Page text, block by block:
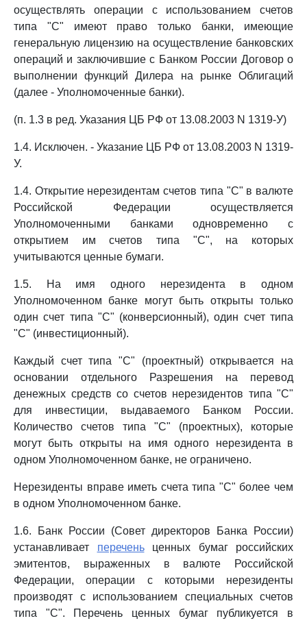
осуществлять операции с использованием счетов
типа "С" имеют право только банки, имеющие
генеральную лицензию на осуществление банковских
операций и заключившие с Банком России Договор о
выполнении функций Дилера на рынке Облигаций
(далее - Уполномоченные банки).
(п. 1.3 в ред. Указания ЦБ РФ от 13.08.2003 N 1319-У)
1.4. Исключен. - Указание ЦБ РФ от 13.08.2003 N 1319-
У.
1.4. Открытие нерезидентам счетов типа "С" в валюте
Российской Федерации осуществляется
Уполномоченными банками одновременно с
открытием им счетов типа "С", на которых
учитываются ценные бумаги.
1.5. На имя одного нерезидента в одном
Уполномоченном банке могут быть открыты только
один счет типа "С" (конверсионный), один счет типа
"С" (инвестиционный).
Каждый счет типа "С" (проектный) открывается на
основании отдельного Разрешения на перевод
денежных средств со счетов нерезидентов типа "С"
для инвестиции, выдаваемого Банком России.
Количество счетов типа "С" (проектных), которые
могут быть открыты на имя одного нерезидента в
одном Уполномоченном банке, не ограничено.
Нерезиденты вправе иметь счета типа "С" более чем
в одном Уполномоченном банке.
1.6. Банк России (Совет директоров Банка России)
устанавливает переченьценных бумаг российских
эмитентов, выраженных в валюте Российской
Федерации, операции с которыми нерезиденты
производят с использованием специальных счетов
типа "С". Перечень ценных бумаг публикуется в